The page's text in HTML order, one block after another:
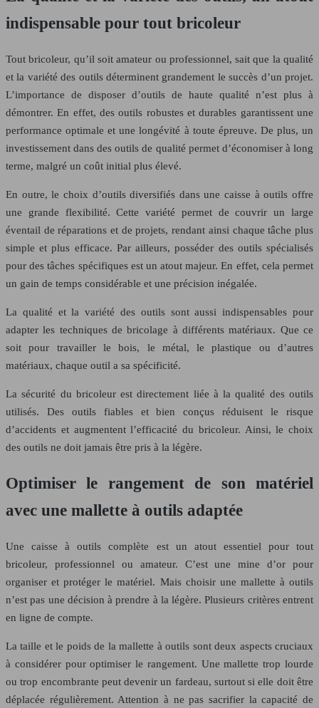
indispensable pour tout bricoleur
Tout bricoleur, qu’il soit amateur ou professionnel, sait que la qualité
et la variété des outils déterminent grandement le succès d’un projet.
L’importance de disposer d’outils de haute qualité n’est plus à
démontrer. En effet, des outils robustes et durables garantissent une
performance optimale et une longévité à toute épreuve. De plus, un
investissement dans des outils de qualité permet d’économiser à long
terme, malgré un coût initial plus élevé.
En outre, le choix d’outils diversifiés dans une caisse à outils offre
une grande flexibilité. Cette variété permet de couvrir un large
éventail de réparations et de projets, rendant ainsi chaque tâche plus
simple et plus efficace. Par ailleurs, posséder des outils spécialisés
pour des tâches spécifiques est un atout majeur. En effet, cela permet
un gain de temps considérable et une précision inégalée.
La qualité et la variété des outils sont aussi indispensables pour
adapter les techniques de bricolage à différents matériaux. Que ce
soit pour travailler le bois, le métal, le plastique ou d’autres
matériaux, chaque outil a sa spécificité.
La sécurité du bricoleur est directement liée à la qualité des outils
utilisés. Des outils fiables et bien conçus réduisent le risque
d’accidents et augmentent l’efficacité du bricoleur. Ainsi, le choix
des outils ne doit jamais être pris à la légère.
Optimiser le rangement de son matériel
avec une mallette à outils adaptée
Une caisse à outils complète est un atout essentiel pour tout
bricoleur, professionnel ou amateur. C’est une mine d’or pour
organiser et protéger le matériel. Mais choisir une mallette à outils
n’est pas une décision à prendre à la légère. Plusieurs critères entrent
en ligne de compte.
La taille et le poids de la mallette à outils sont deux aspects cruciaux
à considérer pour optimiser le rangement. Une mallette trop lourde
ou trop encombrante peut devenir un fardeau, surtout si elle doit être
déplacée régulièrement. Attention à ne pas sacrifier la capacité de